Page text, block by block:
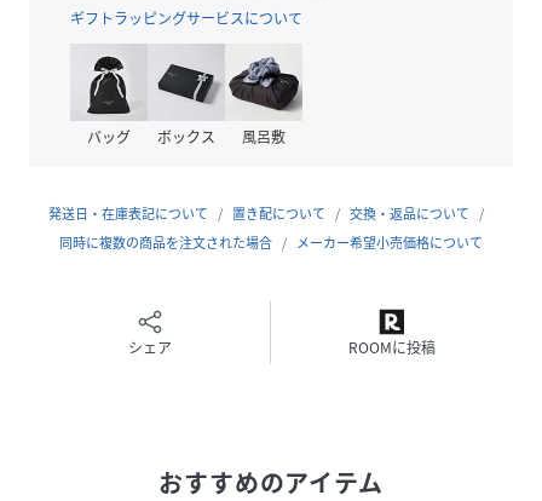
くれるアイテムです。
■Detail
お尻まで隠れる着丈も長めなゆるっとしたサイズ感。体型カ
バーにもおすすめです。
こだわり、モノクロのフォトプリントが大人っぽさを演出し
てくれるデザインです。
ギフトラッピングサービスについて
バッグ ボックス 風呂敷
発送日・在庫表記について 置き配について
交換・返品について
同時に複数の商品を注文された場合
メーカー希望小売価格について
シェア ROOMに投稿
おすすめのアイテム